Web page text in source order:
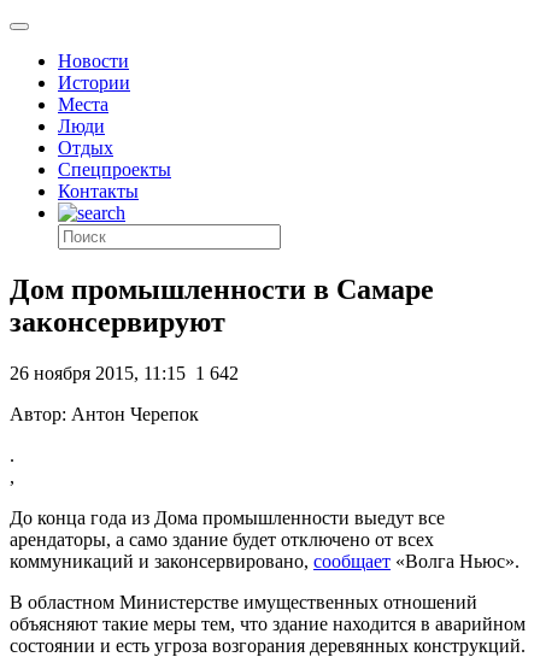
Новости
Истории
Места
Люди
Отдых
Спецпроекты
Контакты
Дом промышленности в Самаре
законсервируют
26 ноября 2015, 11:15 1 642
Автор: Антон Черепок
.
,
До конца года из Дома промышленности выедут все
арендаторы, а само здание будет отключено от всех
коммуникаций и законсервировано, сообщает «Волга Ньюс».
В областном Министерстве имущественных отношений
объясняют такие меры тем, что здание находится в аварийном
состоянии и есть угроза возгорания деревянных конструкций.